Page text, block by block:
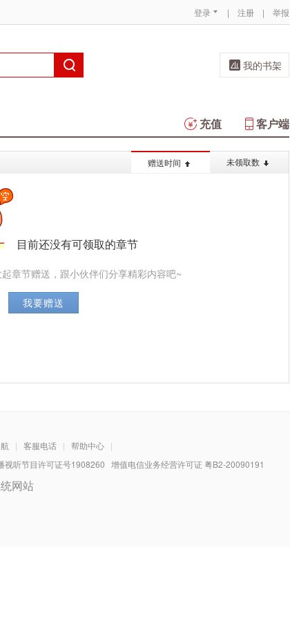
登录 | 注册 | 举报
我的书架
客户端
充值
赠送时间 未领取数
目前还没有可领取的章节
章节赠送，跟小伙伴们分享精彩内容吧~
我要赠送
| 客服电话 | 帮助中心 |
听节目许可证号1908260 增值电信业务经营许可证 粤B2-20090191
网站